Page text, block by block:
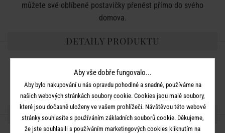
můžete své oblíbené postavičky přenést přímo do svého
domova.
DETAILY PRODUKTU
Materiál:
recyklovaný PET
SDÍLEJTE S PŘÁTELI
Aby vše dobře fungovalo...
Aby bylo nakupování u nás opravdu pohodlné a snadné, používáme na
našich webových stránkách soubory cookie. Cookies jsou malé soubory,
které jsou dočasně uloženy ve vašem prohlížeči. Návštěvou této webové
stránky souhlasíte s používáním základních souborů cookie. Děkujeme,
že jste souhlasili s používáním marketingových cookies kliknutím na